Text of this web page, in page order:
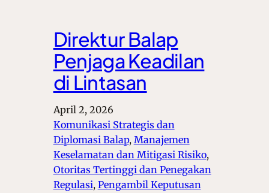
Direktur Balap
Penjaga Keadilan
di Lintasan
April 2, 2026
Komunikasi Strategis dan
Diplomasi Balap, Manajemen
Keselamatan dan Mitigasi Risiko ,
Otoritas Tertinggi dan Penegakan
Regulasi, Pengambil Keputusan